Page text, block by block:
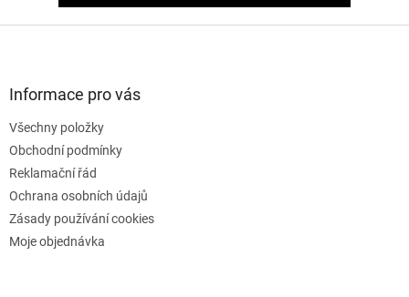
Informace pro vás
Všechny položky
Obchodní podmínky
Reklamační řád
Ochrana osobních údajů
Zásady používání cookies
Moje objednávka